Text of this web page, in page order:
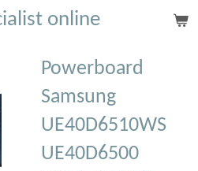
online
Powerboard
Samsung
UE40D6510WS
UE40D6500